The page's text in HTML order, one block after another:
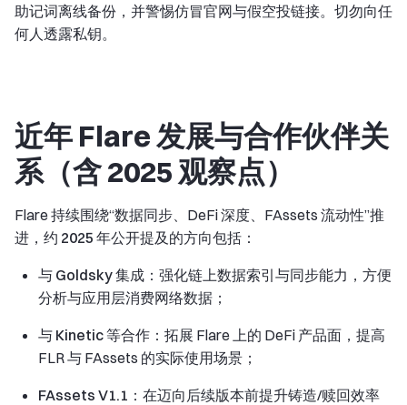
助记词离线备份，并警惕仿冒官网与假空投链接。切勿向任
何人透露私钥。
近年 Flare 发展与合作伙伴关
系（含 2025 观察点）
Flare 持续围绕“数据同步、DeFi 深度、FAssets 流动性”推
进， 约 2025 年公开提及的方向包括：
与 Goldsky 集成 ：强化链上数据索引与同步能力，方便
分析与应用层消费网络数据；
与 Kinetic 等合作 ：拓展 Flare 上的 DeFi 产品面，提高
FLR 与 FAssets 的实际使用场景；
FAssets V1.1 ：在迈向后续版本前提升铸造/赎回效率